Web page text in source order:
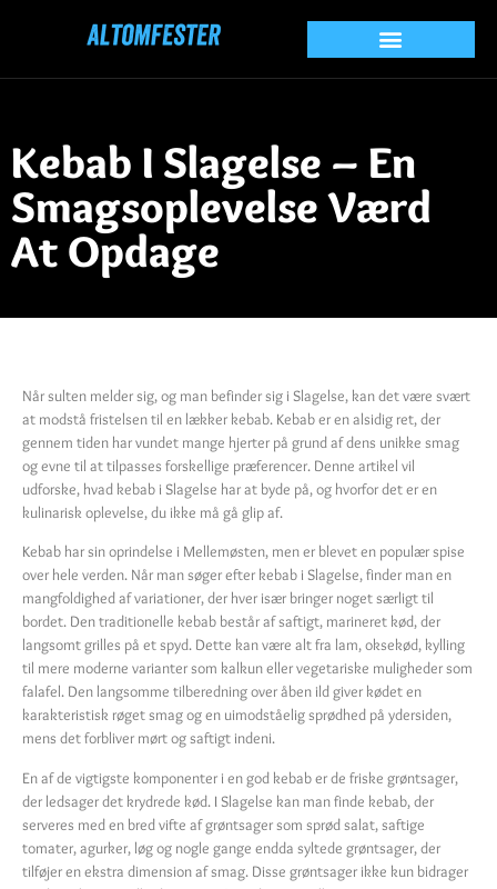
Kebab I Slagelse – En
Smagsoplevelse Værd
At Opdage
Når sulten melder sig, og man befinder sig i Slagelse, kan det være svært
at modstå fristelsen til en lækker kebab. Kebab er en alsidig ret, der
gennem tiden har vundet mange hjerter på grund af dens unikke smag
og evne til at tilpasses forskellige præferencer. Denne artikel vil
udforske, hvad kebab i Slagelse har at byde på, og hvorfor det er en
kulinarisk oplevelse, du ikke må gå glip af.
Kebab har sin oprindelse i Mellemøsten, men er blevet en populær spise
over hele verden. Når man søger efter kebab i Slagelse, finder man en
mangfoldighed af variationer, der hver især bringer noget særligt til
bordet. Den traditionelle kebab består af saftigt, marineret kød, der
langsomt grilles på et spyd. Dette kan være alt fra lam, oksekød, kylling
til mere moderne varianter som kalkun eller vegetariske muligheder som
falafel. Den langsomme tilberedning over åben ild giver kødet en
karakteristisk røget smag og en uimodståelig sprødhed på ydersiden,
mens det forbliver mørt og saftigt indeni.
En af de vigtigste komponenter i en god kebab er de friske grøntsager,
der ledsager det krydrede kød. I Slagelse kan man finde kebab, der
serveres med en bred vifte af grøntsager som sprød salat, saftige
tomater, agurker, løg og nogle gange endda syltede grøntsager, der
tilføjer en ekstra dimension af smag. Disse grøntsager ikke kun bidrager